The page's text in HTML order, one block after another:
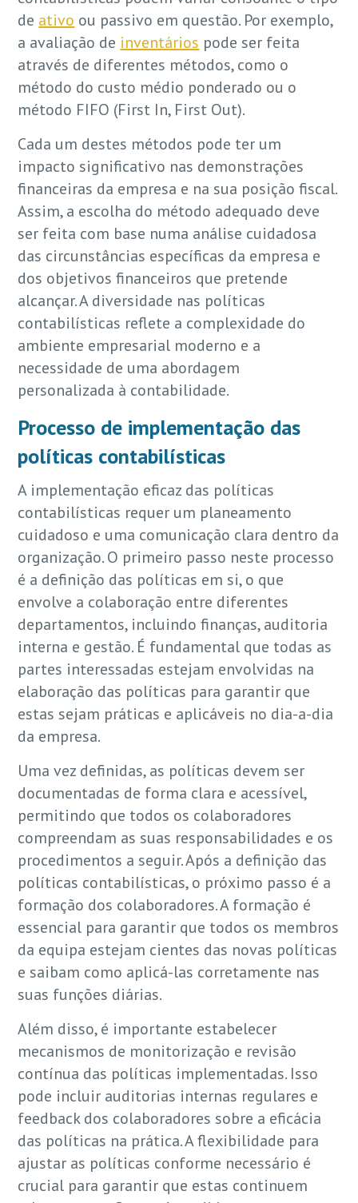
de ativo ou passivo em questão. Por exemplo,
a avaliação de inventários pode ser feita
através de diferentes métodos, como o
método do custo médio ponderado ou o
método FIFO (First In, First Out).
Cada um destes métodos pode ter um
impacto significativo nas demonstrações
financeiras da empresa e na sua posição fiscal.
Assim, a escolha do método adequado deve
ser feita com base numa análise cuidadosa
das circunstâncias específicas da empresa e
dos objetivos financeiros que pretende
alcançar. A diversidade nas políticas
contabilísticas reflete a complexidade do
ambiente empresarial moderno e a
necessidade de uma abordagem
personalizada à contabilidade.
Processo de implementação das
políticas contabilísticas
A implementação eficaz das políticas
contabilísticas requer um planeamento
cuidadoso e uma comunicação clara dentro da
organização. O primeiro passo neste processo
é a definição das políticas em si, o que
envolve a colaboração entre diferentes
departamentos, incluindo finanças, auditoria
interna e gestão. É fundamental que todas as
partes interessadas estejam envolvidas na
elaboração das políticas para garantir que
estas sejam práticas e aplicáveis no dia-a-dia
da empresa.
Uma vez definidas, as políticas devem ser
documentadas de forma clara e acessível,
permitindo que todos os colaboradores
compreendam as suas responsabilidades e os
procedimentos a seguir. Após a definição das
políticas contabilísticas, o próximo passo é a
formação dos colaboradores. A formação é
essencial para garantir que todos os membros
da equipa estejam cientes das novas políticas
e saibam como aplicá-las corretamente nas
suas funções diárias.
Além disso, é importante estabelecer
mecanismos de monitorização e revisão
contínua das políticas implementadas. Isso
pode incluir auditorias internas regulares e
feedback dos colaboradores sobre a eficácia
das políticas na prática. A flexibilidade para
ajustar as políticas conforme necessário é
crucial para garantir que estas continuem